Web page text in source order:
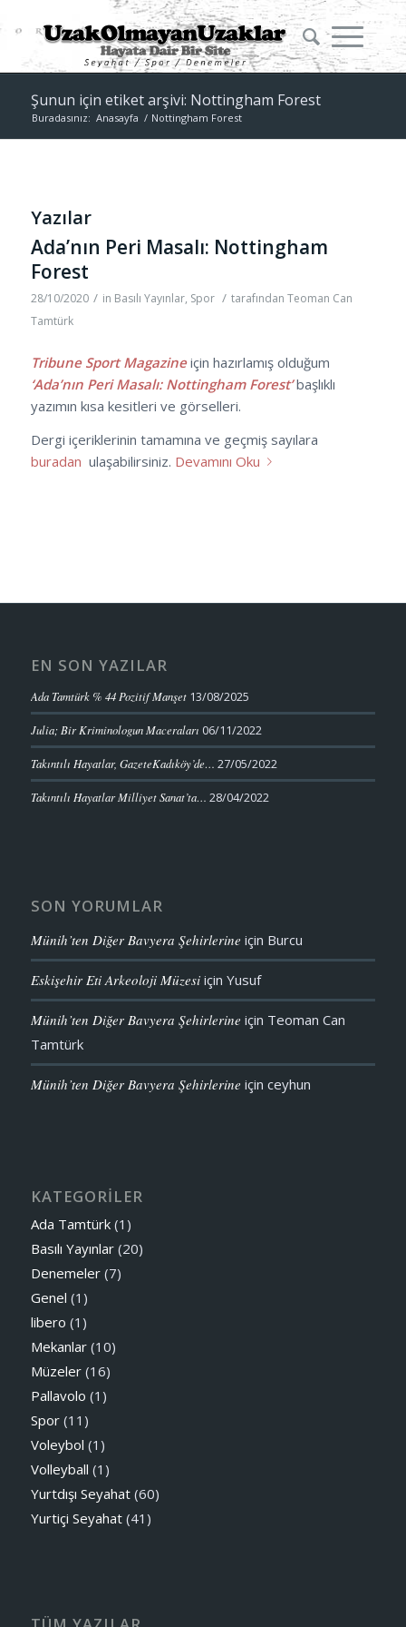
Şunun için etiket arşivi: Nottingham Forest
Buradasınız: Anasayfa / Nottingham Forest
Yazılar
Ada’nın Peri Masalı: Nottingham
Forest
28/10/2020 / in Basılı Yayınlar, Spor / tarafından Teoman Can
Tamtürk
Tribune Sport Magazineiçin hazırlamış olduğum
‘Ada’nın Peri Masalı: Nottingham Forest’ başlıklı
yazımın kısa kesitleri ve görselleri.
Dergi içeriklerinin tamamına ve geçmiş sayılara
buradan ulaşabilirsiniz. Devamını Oku
EN SON YAZILAR
Ada Tamtürk % 44 Pozitif Manşet 13/08/2025
Julia; Bir Kriminologun Maceraları 06/11/2022
Takıntılı Hayatlar, GazeteKadıköy’de… 27/05/2022
Takıntılı Hayatlar Milliyet Sanat’ta… 28/04/2022
SON YORUMLAR
Münih’ten Diğer Bavyera Şehirlerine için Burcu
Eskişehir Eti Arkeoloji Müzesiiçin Yusuf
Münih’ten Diğer Bavyera Şehirlerine için Teoman Can
Tamtürk
Münih’ten Diğer Bavyera Şehirlerine için ceyhun
KATEGORİLER
Ada Tamtürk(1)
Basılı Yayınlar(20)
Denemeler(7)
Genel (1)
libero (1)
Mekanlar(10)
Müzeler(16)
Pallavolo (1)
Spor(11)
Voleybol (1)
Volleyball (1)
Yurtdışı Seyahat(60)
Yurtiçi Seyahat(41)